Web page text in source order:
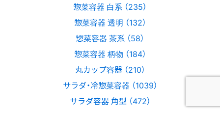
惣菜容器 白系 （235）
惣菜容器 透明 （132）
惣菜容器 茶系 （58）
惣菜容器 柄物 （184）
丸カップ容器 （210）
サラダ・冷惣菜容器 （1039）
サラダ容器 角型 （472）